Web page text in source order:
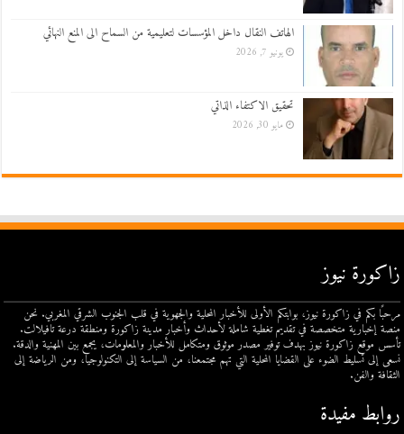
الهاتف النقال داخل المؤسسات لتعليمية من السماح الى المنع النهائي
يونيو 7, 2026
تحقيق الاكتفاء الذاتي
مايو 30, 2026
زاكورة نيوز
مرحبًا بكم في زاكورة نيوز، بوابتكم الأولى للأخبار المحلية والجهوية في قلب الجنوب الشرقي المغربي. نحن
منصة إخبارية متخصصة في تقديم تغطية شاملة لأحداث وأخبار مدينة زاكورة ومنطقة درعة تافيلالت.
تأسس موقع زاكورة نيوز بهدف توفير مصدر موثوق ومتكامل للأخبار والمعلومات، يجمع بين المهنية والدقة.
نسعى إلى تسليط الضوء على القضايا المحلية التي تهم مجتمعنا، من السياسة إلى التكنولوجيا، ومن الرياضة إلى
الثقافة والفن.
روابط مفيدة